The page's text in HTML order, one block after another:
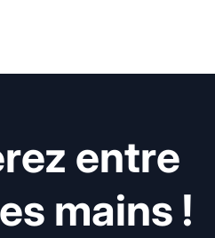
entre
mains !